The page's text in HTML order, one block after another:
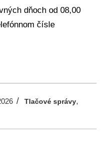
dňoch od 08,00
čísle
Tlačové správy,